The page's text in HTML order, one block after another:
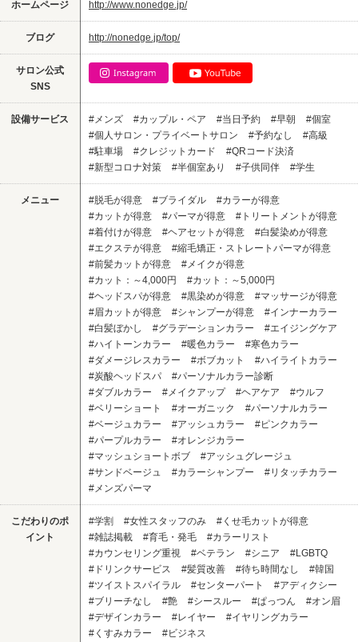
ホームページ http://www.nonedge.jp/
ブログ http://nonedge.jp/top/
サロン公式
SNS
設備サービス #メンズ #カップル・ペア #当日予約 #早朝
#個室
#個人サロン・プライベートサロン
#予約なし
#高級
#駐車場
#クレジットカード
#QRコード決済
#新型コロナ対策
#半個室あり #子供同伴 #学生
メニュー #脱毛が得意 #ブライダル
#カラーが得意
#カットが得意
#パーマが得意
#トリートメントが得意
#着付けが得意
#ヘアセットが得意
#白髪染めが得意
#エクステが得意
#縮毛矯正・ストレートパーマが得意
#前髪カットが得意
#メイクが得意
#カット：～4,000円
#カット：～5,000円
#ヘッドスパが得意
#黒染めが得意
#マッサージが得意
#眉カットが得意
#シャンプーが得意
#インナーカラー
#白髪ぼかし
#グラデーションカラー
#エイジングケア
#ハイトーンカラー
#暖色カラー
#寒色カラー
#ダメージレスカラー
#ボブカット
#ハイライトカラー
#炭酸ヘッドスパ
#パーソナルカラー診断
#ダブルカラー
#メイクアップ #ヘアケア
#ウルフ
#ベリーショート
#オーガニック
#パーソナルカラー
#ベージュカラー
#アッシュカラー
#ピンクカラー
#パープルカラー
#オレンジカラー
#マッシュショートボブ
#アッシュグレージュ
#サンドベージュ
#カラーシャンプー
#リタッチカラー
#メンズパーマ
こだわりのポ
イント
#学割 #女性スタッフのみ
#くせ毛カットが得意
#雑誌掲載
#育毛・発毛
#カラーリスト
#カウンセリング重視
#ベテラン #シニア
#LGBTQ
#ドリンクサービス
#髪質改善 #待ち時間なし
#韓国
#ツイストスパイラル
#センターパート
#アディクシー
#ブリーチなし
#艶 #シースルー #ぱっつん
#オン眉
#デザインカラー
#レイヤー
#イヤリングカラー
#くすみカラー
#ビジネス